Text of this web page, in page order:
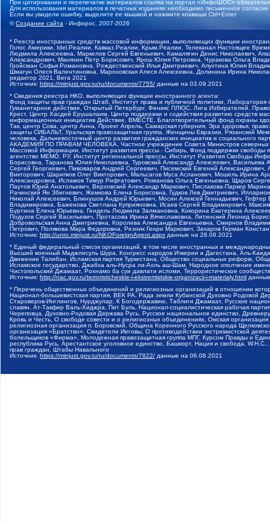
При цитировании и перепечатке материалов ссылка на портал «ИнфоШОС»
Для использования материалов в печатных изданиях необходимо письменное
Если вы увидели ошибку, выделите ее мышкой и нажмите клавиши Ctrl+Enter
©Создание сайта - Инфорос, 2007-2026
* Реестр иностранных средств массовой информации, выполняющих функции
Голос Америки, Idel.Реалии, Кавказ.Реалии, Крым.Реалии, Телеканал Настоящее
Людмила Алексеевна, Маркелов Сергей Евгеньевич, Камалягин Денис Николаевич,
Александрович, Маняхин Петр Борисович, Ярош Юлия Петровна, Чуракова Ольга
Гройсман Софья Романовна, Рождественский Илья Дмитриевич, Апухтина Юлия
Шмагун Олеся Валентиновна, Мароховская Алеся Алексеевна, Долинина Ирина
редактор 2021, Вега 2021
Источник: https://minjust.gov.ru/ru/documents/7755/ данные на 03.09.2021
* Сведения реестра НКО, выполняющих функции иностранного агента:
Фонд защиты прав граждан Штаб, Институт права и публичной политики,
Гуманитарное действие, Открытый Петербург, Феникс ПЛЮС, Лига Избирателей,
Крест, Центр Хасдей Ерушалаим, Центр поддержки и содействия развитию средств
информационных инициатив Действие, ВМЕСТЕ, Благотворительный фонд охраны
Так, центр Сова, центр Анна, Проект Апрель, Самарская губерния, Эра здоровья,
защиты СИБАЛЬТ, Уральская правозащитная группа, Женщины Евразии, Рязанский
человека, Дальневосточный центр развития гражданских инициатив и социального
АКАДЕМИЯ ПО ПРАВАМ ЧЕЛОВЕКА, Частное учреждение Совета Министров северных
Массовой Информации, Институт развития прессы - Сибирь, Фонд поддержки
агентство МЕМО. РУ, Институт региональной прессы, Институт Развития Свободы
Борисовна, Таранова Юлия Николаевна, Туровский Александр Алексеевич,
Сергей Георгиевич, Пивоваров Андрей Сергеевич, Писемский Евгений
Викторович, Шарипков Олег Викторович, Мальсагов Муса Асланович, Мошель Ирина
Александровна, Исламов Тимур Рифгатович, Романова Ольга Евгеньевна, Щаров
Паутов Юрий Анатольевич, Верховский Александр Маркович, Пислакова-Паркер
Рачинский Ян Збигневич, Жемкова Елена Борисовна, Гудков Лев Дмитриевич,
Николай Алексеевич, Блинушов Андрей Юрьевич, Мосин Алексей Геннадьевич,
Владимировна, Баженова Светлана Куприяновна, Исаев Сергей Владимирович,
Буртина Елена Юрьевна, Гендель Людмила Залмановна, Кокорина Екатерина
Подузов Сергей Васильевич, Протасова Ирина Вячеславовна, Литинский Леонид
Добровольская Анна Дмитриевна, Королева Александра Евгеньевна, Смирнов
Петрович, Полякова Мара Федоровна, Резник Генри Маркович, Захаров Герман
Источник: http://unro.minjust.ru/NKOForeignAgent.aspx данные на 28.08.2021
* Единый федеральный список организаций, в том числе иностранных и
Высший военный Маджлисуль Шура, Конгресс народов Ичкерии и Дагестана, Аль-
Движение Талибан, Исламская партия Туркестана, Общество социальных реформ,
Исламское государство, Джабха аль-Нусра ли-Ахль аш-Шам, Народное ополчение
Чистопольский Джамаат, Рохнамо ба суи давлати исломи, Террористическое
Источник: http://nac.gov.ru/terroristicheskie-i-ekstremistskie-organizacii-i-materialy.html
* Перечень общественных объединений и религиозных организаций в отношении
Национал-большевистская партия, ВЕК РА, Рада земли Кубанской Духовно Родовой
Староверов-Инглингов, Нурджулар, К Богодержавию, Таблиги Джамаат, Русское
славян, Ат-Такфир Валь-Хиджра, Пит Буль, Национал-социалистическая рабочая
Череповца, Духовно-Родовая Держава Русь, Русское национальное единство,
Кровь и Честь, О свободе совести и о религиозных объединениях, Омская
религиозная организация п. Боровский, Община Коренного Русского народа
организация «Братство», Свидетели Иеговы, О противодействии экстремистской
болельщиков «Фирма», Молодежная правозащитная группа МПГ, Курсом Правды и
республика Русь, Арестантское уголовное единство, Башкорт, Нация и свобода,
прав граждан, Штабы Навального
Источник: https://minjust.gov.ru/ru/documents/7822/ данные на 06.08.2021